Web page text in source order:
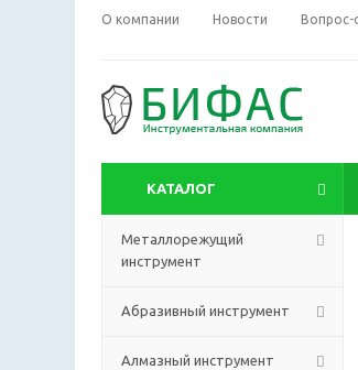
О компании Новости Вопрос-
КАТАЛОГ
Металлорежущий
инструмент
Абразивный инструмент
Алмазный инструмент